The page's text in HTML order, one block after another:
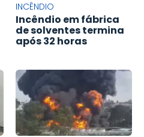
INCÊNDIO
Incêndio em fábrica
de solventes termina
após 32 horas